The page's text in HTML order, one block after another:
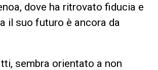
dove ha ritrovato fiducia e
il suo futuro è ancora da
sembra orientato a non